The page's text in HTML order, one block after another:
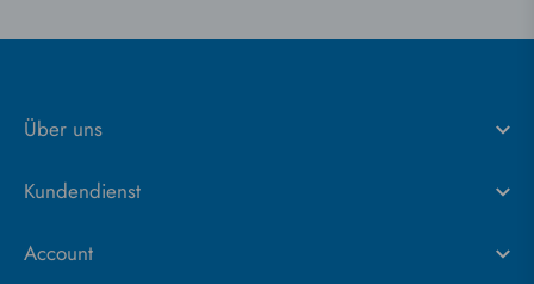
Über uns
Kundendienst
Account